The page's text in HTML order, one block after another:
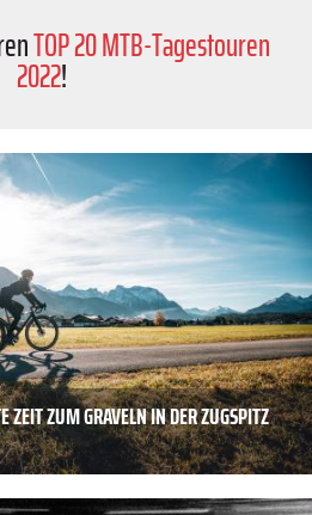
TOP 20 MTB-Tagestouren
2022!
ZEIT ZUM GRAVELN IN DER ZUGSPITZ